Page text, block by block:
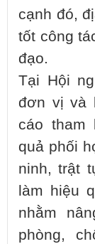
cạnh đó,
tốt công
đạo.
Tại Hội
đơn vị và
cáo tham
quả phối
ninh, trật
làm hiệu
nhằm
phòng,